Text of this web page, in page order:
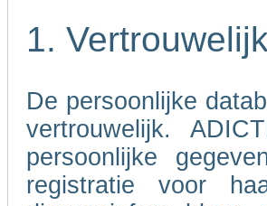
1.
De persoonlijke
vertrouwelijk.
persoonlijke
registratie voor